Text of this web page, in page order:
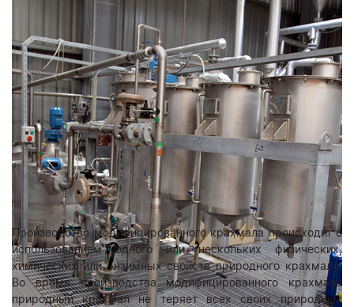
Производство модифицированного крахмала происходит с
использованием одного или нескольких физических,
химических или энзимных свойств природного крахмала.
Во время производства модифицированного крахмала
природный крахмал не теряет всех своих природных